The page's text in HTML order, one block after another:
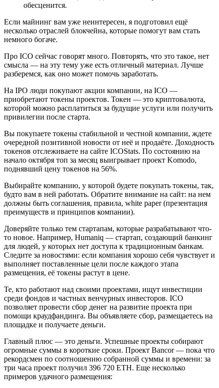
обесценится.
Если майнинг вам уже неинтересен, я подготовил ещё
несколько отраслей блокчейна, которые помогут вам стать
немного богаче.
Про ICO сейчас говорят много. Повторять, что это такое, нет
смысла — на эту тему уже есть отличный материал. Лучше
разберемся, как оно может помочь заработать.
На IPO люди покупают акции компании, на ICO —
приобретают токены проектов. Токен — это криптовалюта,
которой можно расплатиться за будущие услуги или получить
привилегии после старта.
Вы покупаете токены стабильной и честной компании, ждете
очередной позитивной новости от неё и продаёте. Доходность
токенов отслеживаете на сайте ICOStats. По состоянию на
начало октября топ за месяц выигрывает проект Komodo,
поднявший цену токенов на 56%.
Выбирайте компанию, у которой будете покупать токены, так,
будто вам в ней работать. Обратите внимание на сайт: на нем
должны быть соглашения, правила, white paper (презентация
преимуществ и принципов компании).
Доверяйте только тем стартапам, которые разрабатывают что-
то новое. Например, Humaniq — стартап, создающий банкинг
для людей, у которых нет доступа к традиционным банкам.
Следите за новостями: если компания хорошо себя чувствует и
выполняет поставленные цели после каждого этапа
размещения, её токены растут в цене.
Те, кто работают над своими проектами, ищут инвестиции
среди фондов и частных венчурных инвесторов. ICO
позволяет провести сбор денег на развитие проекта при
помощи краудфандинга. Вы объявляете сбор, размещаетесь на
площадке и получаете деньги.
Главный плюс — это деньги. Успешные проекты собирают
огромные суммы в короткие сроки. Проект Bancor — пока что
рекордсмен по соотношению собранной суммы и времени: за
три часа проект получил 396 720 ETH. Еще несколько
примеров удачного размещения: